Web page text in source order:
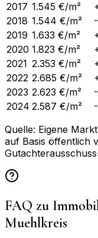
2017 1.545 €/m²
2018 1.544 €/m²
2019 1.633 €/m²
2020 1.823 €/m²
2021 2.353 €/m²
2022 2.685 €/m²
2023 2.623 €/m²
2024 2.587 €/m²
Quelle: Eigene
auf Basis öffentlich
FAQ zu
Muehlkreis